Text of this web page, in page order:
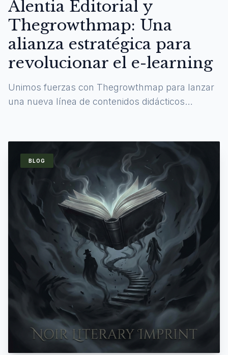
Alentia Editorial y
Thegrowthmap: Una
alianza estratégica para
revolucionar el e-learning
Unimos fuerzas con Thegrowthmap para lanzar
una nueva línea de contenidos didácticos
BLOG